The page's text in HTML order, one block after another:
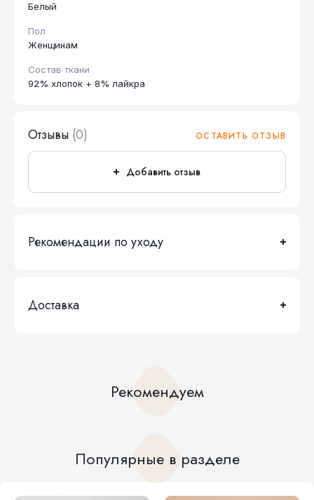
Белый
Пол
Женщинам
Состав ткани
92% хлопок + 8% лайкра
Отзывы (0) ОСТАВИТЬ ОТЗЫВ
Добавить отзыв
Рекомендации по уходу
Доставка
Рекомендуем
Популярные в разделе